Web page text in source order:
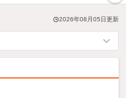
2026年08月05日更新